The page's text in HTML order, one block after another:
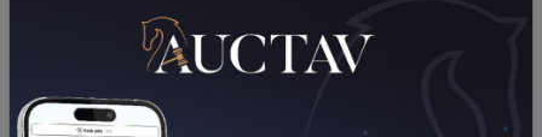
UM ELHADAB
Jument, F, PSA
Vendu
Zied
49
MANGANITE AL